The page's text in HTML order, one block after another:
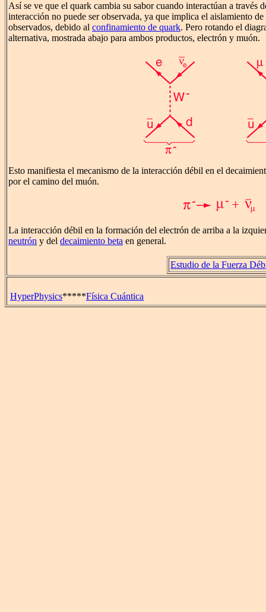
Así se ve que el quark cambia su sabor cuando interactúan a través
interacción no puede ser observada, ya que implica el aislamiento
observados, debido al confinamiento de quark. Pero rotando el
alternativa, mostrada abajo para ambos productos, electrón y muón.
Esto manifiesta el mecanismo de la interacción débil en el
por el camino del muón.
La interacción débil en la formación del electrón de arriba a la
neutrón y del decaimiento beta en general.
Estudio de la Fuerza
HyperPhysics*****Física Cuántica